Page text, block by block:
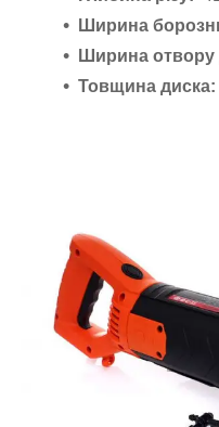
Ширина
Ширина отвору
Товщина диска: